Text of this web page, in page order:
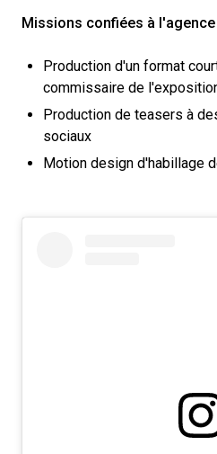
Missions confiées à l'agence
Production d'un format
commissaire de
Production de teasers à
sociaux
Motion design d'habillage